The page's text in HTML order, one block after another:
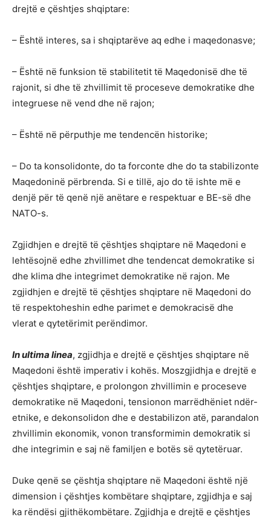
drejtë e çështjes shqiptare:
– Është interes, sa i shqiptarëve aq edhe i maqedonasve;
– Është në funksion të stabilitetit të Maqedonisë dhe të
rajonit, si dhe të zhvillimit të proceseve demokratike dhe
integruese në vend dhe në rajon;
– Është në përputhje me tendencën historike;
– Do ta konsolidonte, do ta forconte dhe do ta stabilizonte
Maqedoninë përbrenda. Si e tillë, ajo do të ishte më e
denjë për të qenë një anëtare e respektuar e BE-së dhe
NATO-s.
Zgjidhjen e drejtë të çështjes shqiptare në Maqedoni e
lehtësojnë edhe zhvillimet dhe tendencat demokratike si
dhe klima dhe integrimet demokratike në rajon. Me
zgjidhjen e drejtë të çështjes shqiptare në Maqedoni do
të respektoheshin edhe parimet e demokracisë dhe
vlerat e qytetërimit perëndimor.
In ultima linea, zgjidhja e drejtë e çështjes shqiptare në
Maqedoni është imperativ i kohës. Moszgjidhja e drejtë e
çështjes shqiptare, e prolongon zhvillimin e proceseve
demokratike në Maqedoni, tensionon marrëdhëniet ndër-
etnike, e dekonsolidon dhe e destabilizon atë, parandalon
zhvillimin ekonomik, vonon transformimin demokratik si
dhe integrimin e saj në familjen e botës së qytetëruar.
Duke qenë se çështja shqiptare në Maqedoni është një
dimension i çështjes kombëtare shqiptare, zgjidhja e saj
ka rëndësi gjithëkombëtare. Zgjidhja e drejtë e çështjes